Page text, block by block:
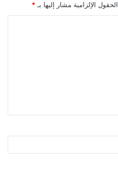
الحقول الإلزامية مشار إليها بـ *